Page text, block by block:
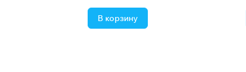
В корзину